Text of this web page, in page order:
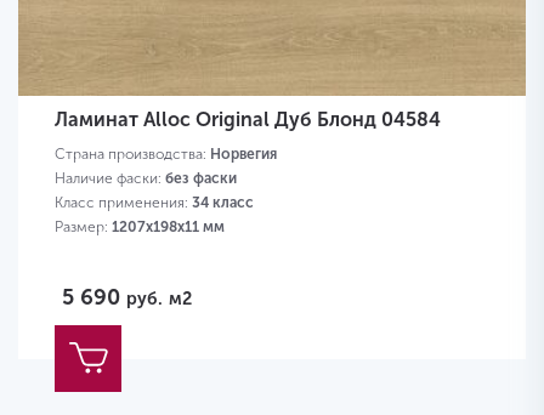
Ламинат Alloc Original Дуб Блонд 04584
Страна производства: Норвегия
Наличие фаски: без фаски
Класс применения: 34 класс
Размер: 1207х198х11 мм
5 690 руб. м2